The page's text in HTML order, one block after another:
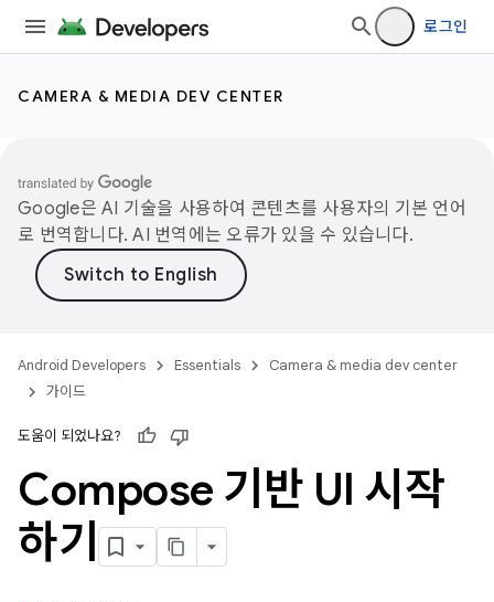
로그인
CAMERA & MEDIA DEV CENTER
Google은 AI 기술을 사용하여 콘텐츠를 사용자의 기본 언어
로 번역합니다. AI 번역에는 오류가 있을 수 있습니다.
Android Developers Essentials
Camera & media dev center
가이드
도움이 되었나요?
Compose 기반 UI 시작
하기